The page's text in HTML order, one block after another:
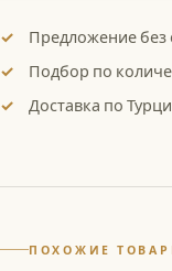
Предложение без
Подбор по
Доставка по
ПОХОЖИЕ